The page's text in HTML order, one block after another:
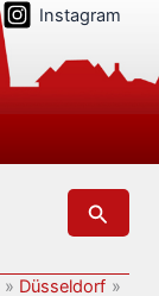
Instagram
Suchen
Düsseldorf